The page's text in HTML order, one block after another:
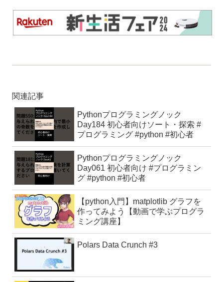
関連記事
Pythonプログラミングノック
Day184 初心者向けソート・探索 #
プログラミング #python #初心者
Pythonプログラミングノック
Day061 初心者向け #プログラミン
グ #python #初心者
【python入門】matplotlib グラフを
作ってみよう【動画で学ぶプログラ
ミング講座】
Polars Data Crunch #3